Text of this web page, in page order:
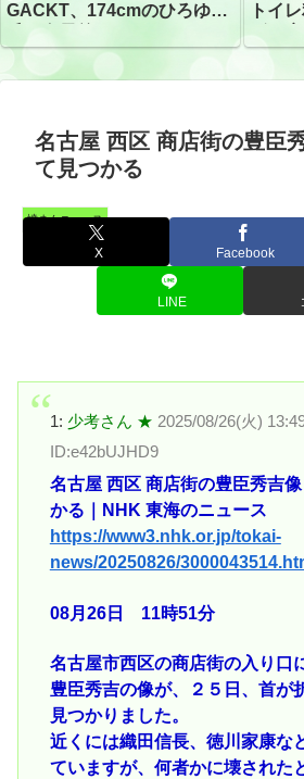
GACKT、174cmのひろゆき
トざわつき イベントでの写
真が話題
トイ
名古屋 西区 商店街の豊臣
て見つかる
憤まんニュース
X Facebook
LINE
1: 少考さん ★ 2025/08/26(火)
ID:e42bUJHD9
名古屋 西区 商店街の豊臣秀吉
かる｜NHK 東海のニュース
https://www3.nhk.or.jp/tokai-
news/20250826/
08月26日 11時51分
名古屋市西区の商店街の入り口
豊臣秀吉の像が、２５日、首が
見つかりました。
近くには織田信長、徳川家康な
ていますが、何者かに壊された